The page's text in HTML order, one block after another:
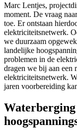
Marc Lentjes,
moment. De vraag
toe. Er ontstaan
elektriciteitsnetwerk.
we duurzaam
landelijke
problemen in de
dragen we bij aan een
elektriciteitsnetwerk.
jaren voorbereiding